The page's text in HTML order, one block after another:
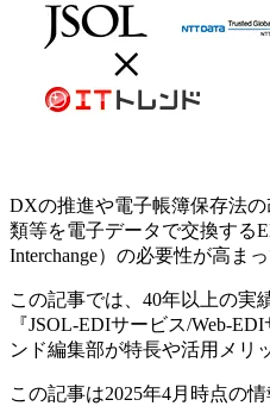
​​DXの推進や電子帳簿保存法
類等を電子データで交換する
Interchange）の必要性が高まっ
この記事では、40年以上の実
『JSOL-EDIサービス/Web-
ンド編集部が特長や活用メリ
この記事は2025年4月時点の